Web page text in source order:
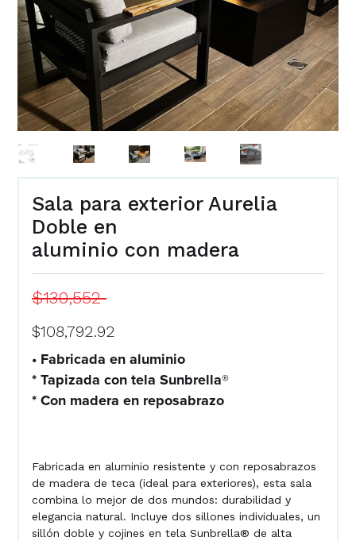
Sala para exterior Aurelia
Doble en
aluminio con madera
$130,552
$108,792.92
• Fabricada en aluminio
* Tapizada con tela Sunbrella®
* Con madera en reposabrazo
Fabricada en aluminio resistente y con reposabrazos
de madera de teca (ideal para exteriores), esta sala
combina lo mejor de dos mundos: durabilidad y
elegancia natural. Incluye dos sillones individuales, un
sillón doble y cojines en tela Sunbrella® de alta